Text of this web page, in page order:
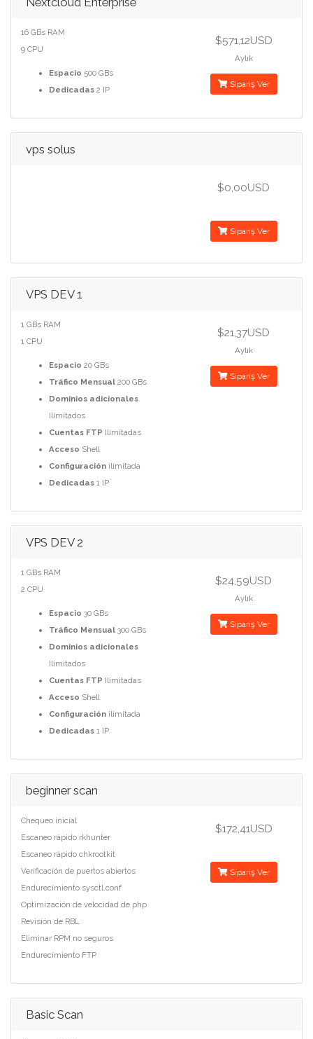
16 GBs RAM
9 CPU
Espacio 500 GBs
Dedicadas 2 IP
$571,12USD
Aylık
Sipariş Ver
vps solus
$0,00USD
Sipariş Ver
VPS DEV 1
1 GBs RAM
1 CPU
Espacio 20 GBs
Tráfico Mensual 200 GBs
Dominios adicionales
Ilimitados
Cuentas FTP Ilimitadas
Acceso Shell
Configuración ilimitada
Dedicadas 1 IP
$21,37USD
Aylık
Sipariş Ver
VPS DEV 2
1 GBs RAM
2 CPU
Espacio 30 GBs
Tráfico Mensual 300 GBs
Dominios adicionales
Ilimitados
Cuentas FTP Ilimitadas
Acceso Shell
Configuración ilimitada
Dedicadas 1 IP
$24,59USD
Aylık
Sipariş Ver
beginner scan
Chequeo inicial
Escaneo rápido rkhunter
Escaneo rápido chkrootkit
Verificación de puertos abiertos
Endurecimiento sysctl.conf
Optimización de velocidad de php
Revisión de RBL
Eliminar RPM no seguros
Endurecimiento FTP
$172,41USD
Sipariş Ver
Basic Scan